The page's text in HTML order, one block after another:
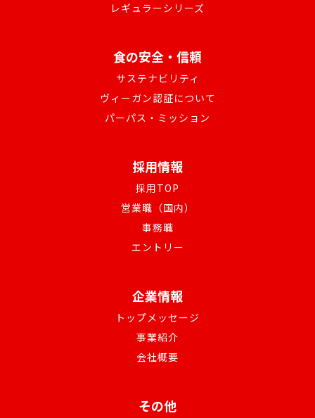
レギュラーシリーズ
食の安全・信頼
サステナビリティ
ヴィーガン認証について
パーパス・ミッション
採用情報
採用TOP
営業職（国内）
事務職
エントリー
企業情報
トップメッセージ
事業紹介
会社概要
その他